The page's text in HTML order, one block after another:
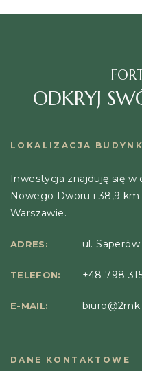
ODKRYJ
LOKALIZACJA
Inwestycja znajduję się
Nowego Dworu i 38,9
Warszawie.
ADRES: ul.
TELEFON: +48 798 315
E-MAIL:
DANE KONTAKTOWE